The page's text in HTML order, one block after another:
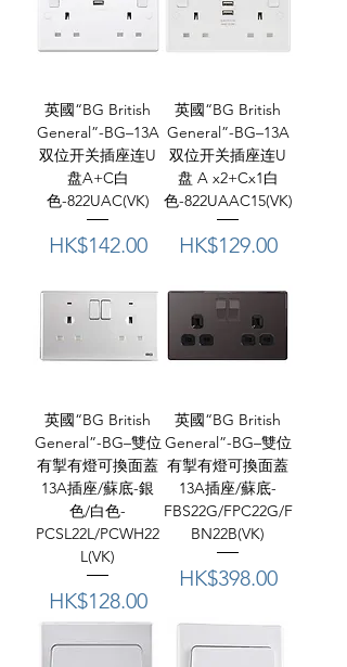
英國“BG British
General”-BG–13A
双位开关插座连U
盘A+C白
色-822UAC(VK)
價格
HK$142.00
英國“BG British
General”-BG–13A
双位开关插座连U
盘 A x2+Cx1白
色-822UAAC15(VK)
價格
HK$129.00
英國“BG British
General”-BG–雙位
有掣有燈可換面蓋
13A插座/蘇底-銀
色/白色-
PCSL22L/PCWH22
L(VK)
價格
HK$128.00
英國“BG British
General”-BG–雙位
有掣有燈可換面蓋
13A插座/蘇底-
FBS22G/FPC22G/F
BN22B(VK)
價格
HK$398.00